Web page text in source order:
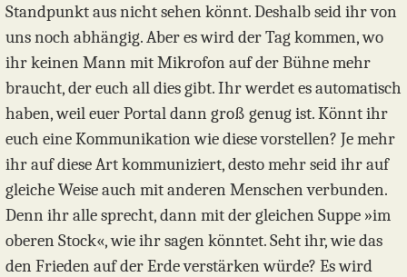
Standpunkt aus nicht sehen könnt. Deshalb seid ihr von
uns noch abhängig. Aber es wird der Tag kommen, wo
ihr keinen Mann mit Mikrofon auf der Bühne mehr
braucht, der euch all dies gibt. Ihr werdet es automatisch
haben, weil euer Portal dann groß genug ist. Könnt ihr
euch eine Kommunikation wie diese vorstellen? Je mehr
ihr auf diese Art kommuniziert, desto mehr seid ihr auf
gleiche Weise auch mit anderen Menschen verbunden.
Denn ihr alle sprecht, dann mit der gleichen Suppe »im
oberen Stock«, wie ihr sagen könntet. Seht ihr, wie das
den Frieden auf der Erde verstärken würde? Es wird